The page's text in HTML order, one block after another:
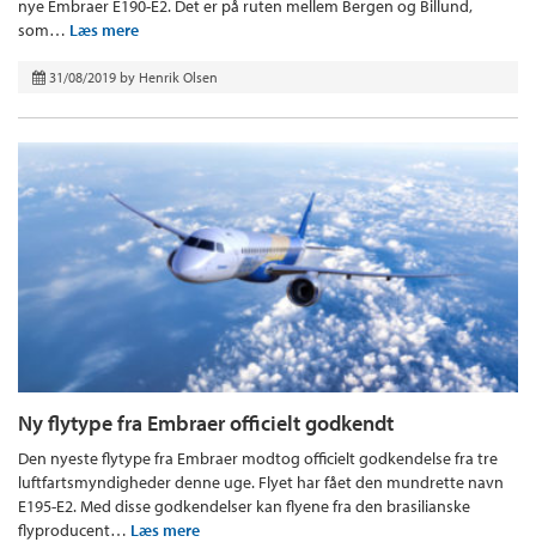
nye Embraer E190-E2. Det er på ruten mellem Bergen og Billund,
som… Læs mere
31/08/2019 by Henrik Olsen
Ny flytype fra Embraer officielt godkendt
Den nyeste flytype fra Embraer modtog officielt godkendelse fra tre
luftfartsmyndigheder denne uge. Flyet har fået den mundrette navn
E195-E2. Med disse godkendelser kan flyene fra den brasilianske
flyproducent… Læs mere